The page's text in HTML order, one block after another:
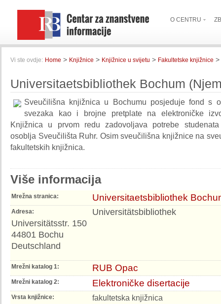
O CENTRU
Vi ste ovdje: Home > Knjižnice > Knjižnice u svijetu > Fakultetske knjižnice >
Universitaetsbibliothek Bochum
Sveučilišna knjižnica u Bochumu posjeduje fond s
svezaka kao i brojne pretplate na elektroničke
Knjižnica u prvom redu zadovoljava potrebe
osoblja Sveučilišta Ruhr. Osim sveučilišna knjižnice na
fakultetskih knjižnica.
Više informacija
Mrežna stranica: Universitaetsbibliothek
Adresa:
Universitätsbibliothek
Universitätsstr. 150
44801 Bochu
Deutschland
Mrežni katalog 1: RUB Opac
Mrežni katalog 2: Elektroničke disertacije
Vrsta knjižnice:
fakultetska knjižnica